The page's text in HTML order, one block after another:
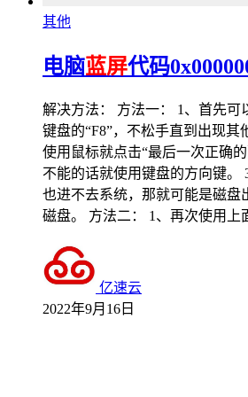
其他
电脑蓝屏代码
解决方法： 方法一： 1、首先可
键盘的“F8”，不松手直到出现其
使用鼠标就点击“最后一次正确
不能的话就使用键盘的方向键。
也进不去系统，那就可能是磁盘
磁盘。 方法二： 1、再次使用
亿速云
2022年9月16日